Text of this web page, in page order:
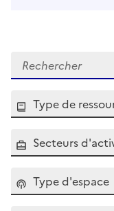
Type de
Secteurs
Type d'espace